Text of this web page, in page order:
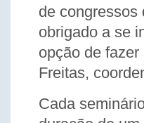
de congressos
obrigado a se
opção de
Freitas,
Cada